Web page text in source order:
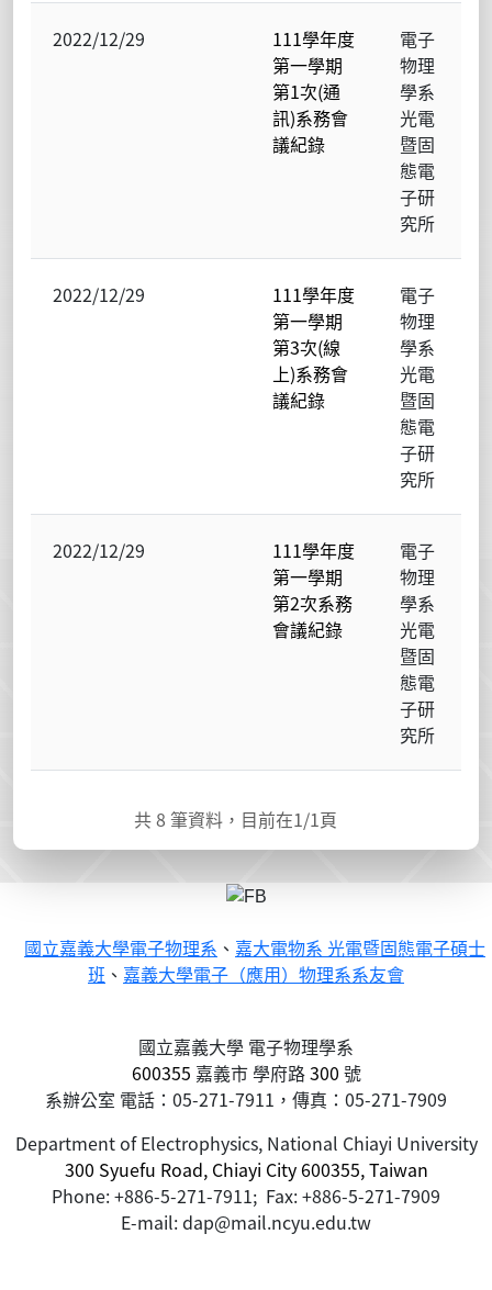
2022/12/29
111學年度
第一學期
第1次(通
訊)系務會
議紀錄
電子
物理
學系
光電
暨固
態電
子研
究所
2022/12/29
111學年度
第一學期
第3次(線
上)系務會
議紀錄
電子
物理
學系
光電
暨固
態電
子研
究所
2022/12/29
111學年度
第一學期
第2次系務
會議紀錄
電子
物理
學系
光電
暨固
態電
子研
究所
共8 筆資料，目前在1/1頁
國立嘉義大學電子物理系 、 嘉大電物系 光電暨固態電子碩士
班 、 嘉義大學電子（應用）物理系系友會
國立嘉義大學 電子物理學系
600355 嘉義市學府路300 號
系辦公室 電話：05-271-7911，傳真：05-271-7909
Department of Electrophysics, National Chiayi University
300 Syuefu Road, Chiayi City 600355, Taiwan
Phone: +886-5-271-7911; Fax: +886-5-271-7909
E-mail: dap@mail.ncyu.edu.tw